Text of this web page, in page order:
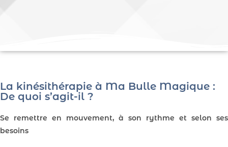
La kinésithérapie à Ma Bulle Magique :
De quoi s’agit-il ?
Se remettre en mouvement, à son rythme et selon ses
besoins